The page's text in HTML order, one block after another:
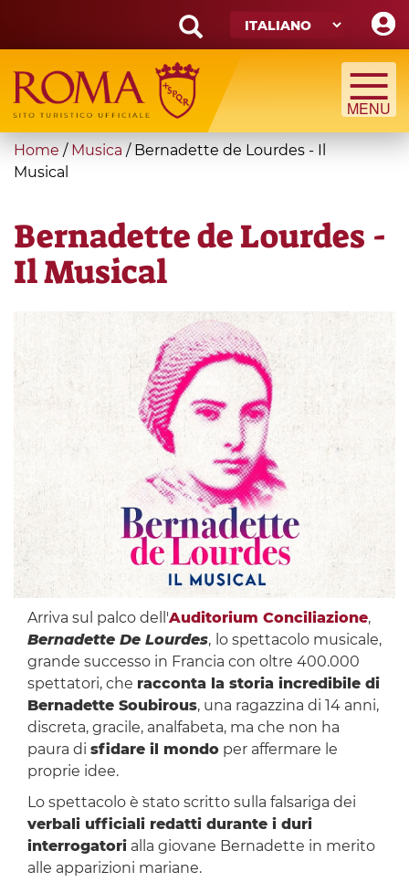
main
content
Search
form
Cerca
You
are
Home / Musica / Bernadette de Lourdes - Il
Musical
Bernadette de Lourdes -
Il Musical
Arriva sul palco dell'Auditorium Conciliazione,
Bernadette De Lourdes, lo spettacolo musicale,
grande successo in Francia con oltre 400.000
spettatori, che racconta la storia incredibile di
Bernadette Soubirous, una ragazzina di 14 anni,
discreta, gracile, analfabeta, ma che non ha
paura di sfidare il mondoper affermare le
proprie idee.
Lo spettacolo è stato scritto sulla falsariga dei
verbali ufficiali redatti durante i duri
interrogatorialla giovane Bernadette in merito
alle apparizioni mariane.